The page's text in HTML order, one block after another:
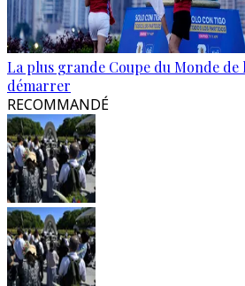
La plus grande Coupe du Monde de
démarrer
RECOMMANDÉ